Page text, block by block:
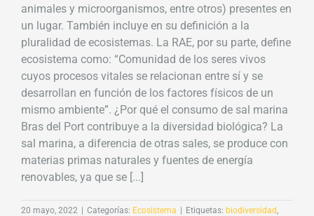
animales y microorganismos, entre otros) presentes en
un lugar. También incluye en su definición a la
pluralidad de ecosistemas. La RAE, por su parte, define
ecosistema como: “Comunidad de los seres vivos
cuyos procesos vitales se relacionan entre sí y se
desarrollan en función de los factores físicos de un
mismo ambiente”. ¿Por qué el consumo de sal marina
Bras del Port contribuye a la diversidad biológica? La
sal marina, a diferencia de otras sales, se produce con
materias primas naturales y fuentes de energía
renovables, ya que se [...]
20 mayo, 2022 | Categorías: Ecosistema | Etiquetas: biodiversidad